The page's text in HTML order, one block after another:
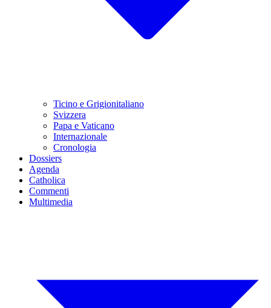
Ticino e Grigionitaliano
Svizzera
Papa e Vaticano
Internazionale
Cronologia
Dossiers
Agenda
Catholica
Commenti
Multimedia